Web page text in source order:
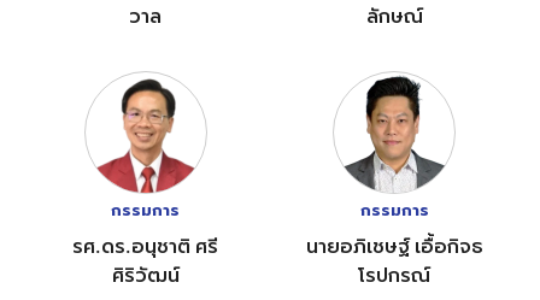
วาล
ลักษณ์
กรรมการ
รศ.ดร.อนุชาติ ศรี
ศิริวัฒน์
กรรมการ
นายอภิเชษฐ์ เอื้อกิจธ
โรปกรณ์